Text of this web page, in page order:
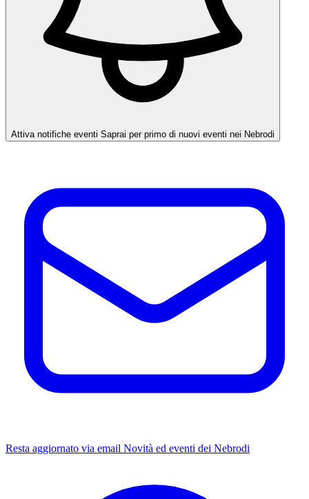
Attiva notifiche eventi Saprai per primo di nuovi eventi nei Nebrodi
Resta aggiornato via email Novità ed eventi dei Nebrodi